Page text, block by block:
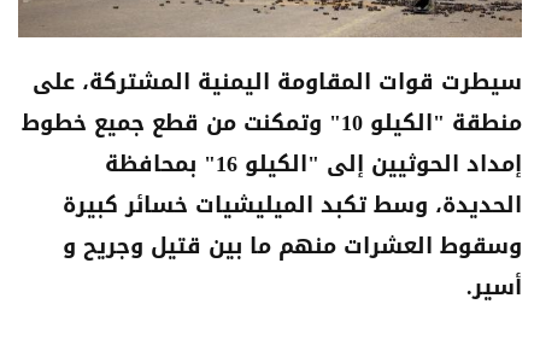
سيطرت قوات المقاومة اليمنية المشتركة، على
منطقة "الكيلو 10" وتمكنت من قطع جميع خطوط
إمداد الحوثيين إلى "الكيلو 16" بمحافظة
الحديدة، وسط تكبد الميليشيات خسائر كبيرة
وسقوط العشرات منهم ما بين قتيل وجريح و
أسير.